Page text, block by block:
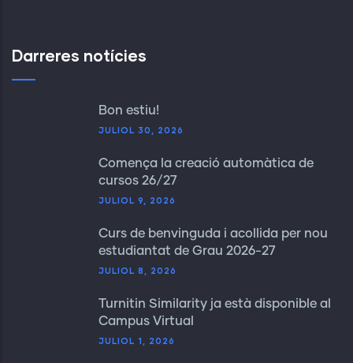
Darreres notícies
Bon estiu!
JULIOL 30, 2026
Comença la creació automàtica de
cursos 26/27
JULIOL 9, 2026
Curs de benvinguda i acollida per nou
estudiantat de Grau 2026-27
JULIOL 8, 2026
Turnitin Similarity ja està disponible al
Campus Virtual
JULIOL 1, 2026